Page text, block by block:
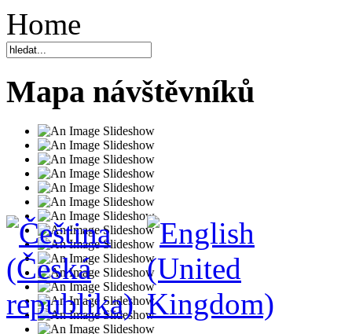
Home
Mapa návštěvníků